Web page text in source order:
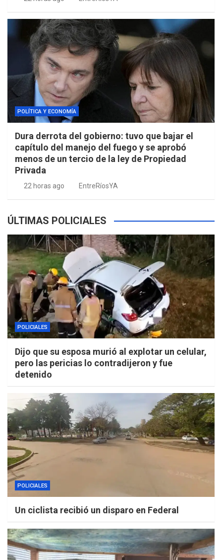
POLÍTICA Y ECONOMÍA
Dura derrota del gobierno: tuvo que bajar el
capítulo del manejo del fuego y se aprobó
menos de un tercio de la ley de Propiedad
Privada
22 horas ago EntreRíosYA
ÚLTIMAS POLICIALES
POLICIALES
Dijo que su esposa murió al explotar un celular,
pero las pericias lo contradijeron y fue
detenido
POLICIALES
Un ciclista recibió un disparo en Federal